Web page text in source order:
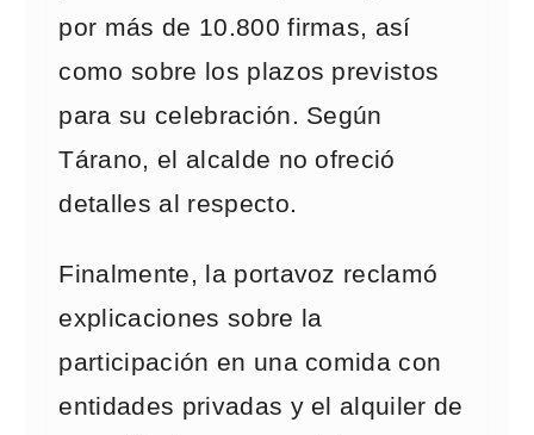
por más de 10.800 firmas, así
como sobre los plazos previstos
para su celebración. Según
Tárano, el alcalde no ofreció
detalles al respecto.
Finalmente, la portavoz reclamó
explicaciones sobre la
participación en una comida con
entidades privadas y el alquiler de